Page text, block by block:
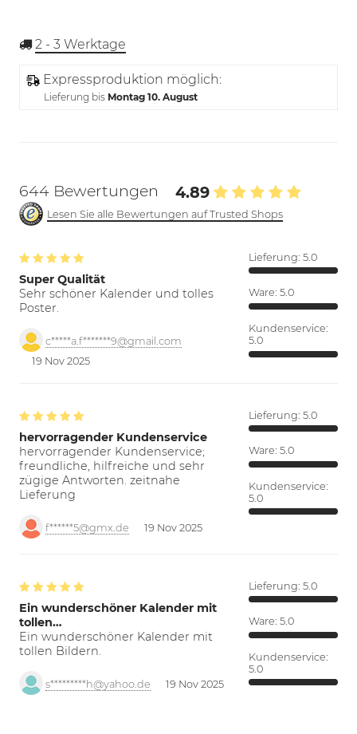
2 - 3 Werktage
Expressproduktion möglich:
Lieferung bis Montag 10. August
644 Bewertungen 4.89
Lesen Sie alle Bewertungen auf Trusted Shops
Super Qualität
Sehr schöner Kalender und tolles
Poster.
c*****a.f*******9@gmail.com
19 Nov 2025
Lieferung: 5.0
Ware: 5.0
Kundenservice:
5.0
hervorragender Kundenservice
hervorragender Kundenservice;
freundliche, hilfreiche und sehr
zügige Antworten. zeitnahe
Lieferung
f******5@gmx.de 19 Nov 2025
Lieferung: 5.0
Ware: 5.0
Kundenservice:
5.0
Ein wunderschöner Kalender mit
tollen…
Ein wunderschöner Kalender mit
tollen Bildern.
s*********h@yahoo.de 19 Nov 2025
Lieferung: 5.0
Ware: 5.0
Kundenservice:
5.0